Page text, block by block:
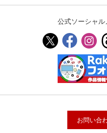
公式ソーシャ
お問い合